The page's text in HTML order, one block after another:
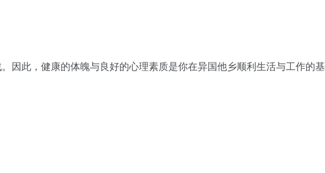
因此，健康的体魄与良好的心理素质是你在异国他乡顺利生活与工作的基